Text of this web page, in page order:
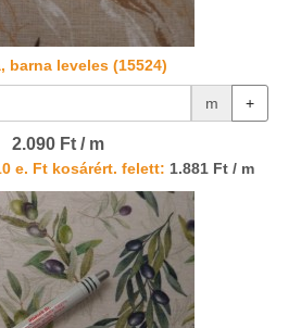
barna leveles (15524)
m +
2.090 Ft / m
e. Ft kosárért. felett: 1.881 Ft / m